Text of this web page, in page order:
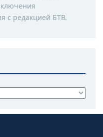
с редакцией БТВ.